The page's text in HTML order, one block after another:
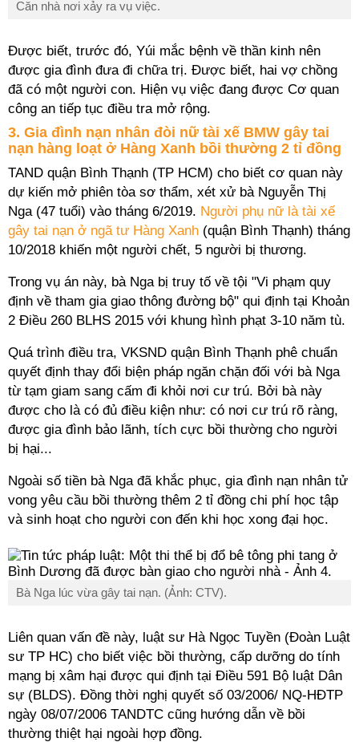
Căn nhà nơi xảy ra vụ việc.
Được biết, trước đó, Yúi mắc bệnh về thần kinh nên
được gia đình đưa đi chữa trị. Được biết, hai vợ chồng
đã có một người con. Hiện vụ việc đang được Cơ quan
công an tiếp tục điều tra mở rộng.
3. Gia đình nạn nhân đòi nữ tài xế BMW gây tai
nạn hàng loạt ở Hàng Xanh bồi thường 2 tỉ đồng
TAND quận Bình Thạnh (TP HCM) cho biết cơ quan này
dự kiến mở phiên tòa sơ thẩm, xét xử bà Nguyễn Thị
Nga (47 tuổi) vào tháng 6/2019. Người phụ nữ là tài xế
gây tai nạn ở ngã tư Hàng Xanh (quận Bình Thạnh) tháng
10/2018 khiến một người chết, 5 người bị thương.
Trong vụ án này, bà Nga bị truy tố về tội "Vi phạm quy
định về tham gia giao thông đường bộ" qui định tại Khoản
2 Điều 260 BLHS 2015 với khung hình phạt 3-10 năm tù.
Quá trình điều tra, VKSND quận Bình Thạnh phê chuẩn
quyết định thay đổi biện pháp ngăn chặn đối với bà Nga
từ tạm giam sang cấm đi khỏi nơi cư trú. Bởi bà này
được cho là có đủ điều kiện như: có nơi cư trú rõ ràng,
được gia đình bảo lãnh, tích cực bồi thường cho người
bị hại...
Ngoài số tiền bà Nga đã khắc phục, gia đình nạn nhân tử
vong yêu cầu bồi thường thêm 2 tỉ đồng chi phí học tập
và sinh hoạt cho người con đến khi học xong đại học.
Bà Nga lúc vừa gây tai nạn. (Ảnh: CTV).
Liên quan vấn đề này, luật sư Hà Ngọc Tuyền (Đoàn Luật
sư TP HC) cho biết việc bồi thường, cấp dưỡng do tính
mạng bị xâm hại được qui định tại Điều 591 Bộ luật Dân
sự (BLDS). Đồng thời nghị quyết số 03/2006/ NQ-HĐTP
ngày 08/07/2006 TANDTC cũng hướng dẫn về bồi
thường thiệt hại ngoài hợp đồng.